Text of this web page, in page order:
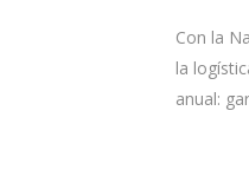
Con la
la
anual: